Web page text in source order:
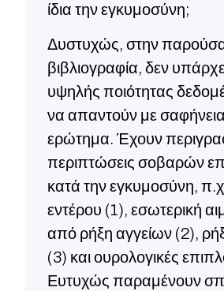
ίδια την εγκυμοσύνη;
Δυστυχώς, στην
βιβλιογραφία, δεν
υψηλής ποιότητας
να απαντούν με
ερώτημα. Έχουν
περιπτώσεις σοβαρών
κατά την εγκυμοσύνη,
εντέρου (1), εσωτερική
από ρήξη αγγείων (2),
(3) και ουρολογικές
Ευτυχώς παραμένουν